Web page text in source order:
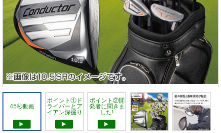
45秒動画
ポイント①ド
ライバーとア
イアン深掘り
ポイント②開
発者に聞きま
した!